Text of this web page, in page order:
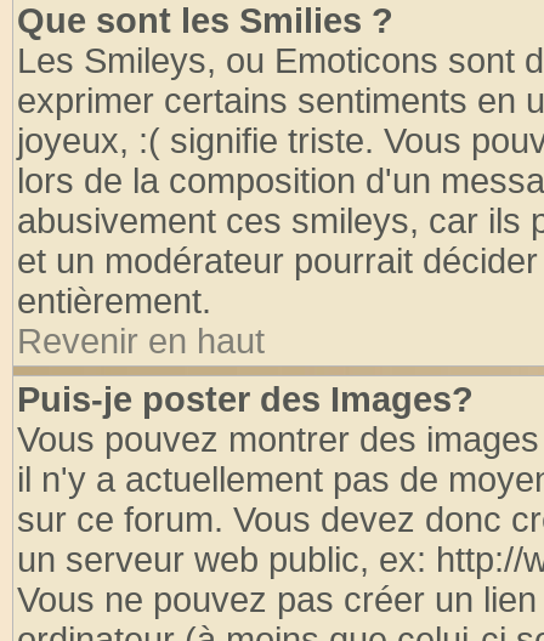
Que sont les Smilies ?
Les Smileys, ou Emoticons sont
exprimer certains sentiments en
joyeux, :( signifie triste. Vous
lors de la composition d'un
abusivement ces smileys, car ils
et un modérateur pourrait
entièrement.
Revenir en haut
Puis-je poster des Images?
Vous pouvez montrer des
il n'y a actuellement pas de
sur ce forum. Vous devez donc
un serveur web public, ex: http://
Vous ne pouvez pas créer un